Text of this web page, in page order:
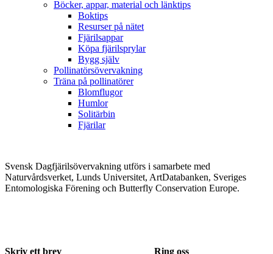
Böcker, appar, material och länktips
Boktips
Resurser på nätet
Fjärilsappar
Köpa fjärilsprylar
Bygg själv
Pollinatörsövervakning
Träna på pollinatörer
Blomflugor
Humlor
Solitärbin
Fjärilar
Svensk Dagfjärilsövervakning utförs i samarbete med
Naturvårdsverket, Lunds Universitet, ArtDatabanken, Sveriges
Entomologiska Förening och Butterfly Conservation Europe.
Skriv ett brev Ring oss